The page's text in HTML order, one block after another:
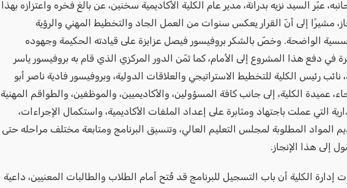
عبّر السيد نزيه بدرانة، مدير عام الكلية الأكاديمية سخنين، عن بالغ فخره واعتزازه بهذا
مشيرًا إلى أنّ القرار يعكس سنوات من العمل الجاد والتخطيط المهني والرؤية
الواضحة. وخصّ بالشكر بروفيسور فيصل عزايزة على قيادته الحكيمة وجهوده
في دفع هذا المشروع إلى الأمام، كما ثمّن الدور المركزي الذي قام به بروفيسور ياسر
نائب رئيس الكلية للتخطيط الاستراتيجي والعلاقات الدولية، وبروفيسور فادية ناصر أبو
عميدة الكلية، إلى جانب كافة المسؤولين، والأكاديميين، والموظفين، والطواقم المهنية
التي عملت باجتهاد ومثابرة على إعداد الملفات الأكاديمية، واستكمال الإجراءات،
المواد المطلوبة لمجلس التعليم العالي، وتنسيق البرنامج ومتابعة مختلف مراحله حتى
إلى هذا الإنجاز.
إدارة الكلية أن باب التسجيل للبرنامج قد فُتح أمام الطلاب والطالبات المعنيين، داعية